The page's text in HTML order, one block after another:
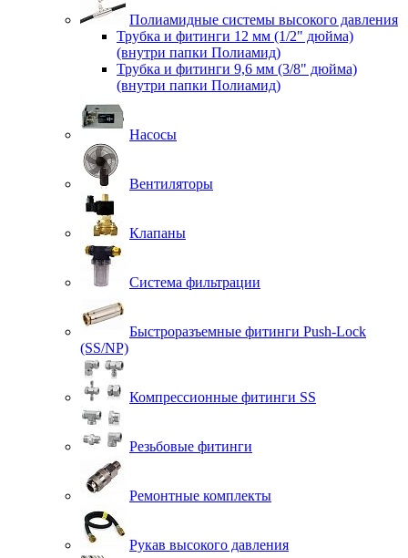
Полиамидные системы высокого давления
Трубка и фитинги 12 мм (1/2" дюйма)
(внутри папки Полиамид)
Трубка и фитинги 9,6 мм (3/8" дюйма)
(внутри папки Полиамид)
Насосы
Вентиляторы
Клапаны
Система фильтрации
Быстроразъемные фитинги Push-Lock
(SS/NP)
Компрессионные фитинги SS
Резьбовые фитинги
Ремонтные комплекты
Рукав высокого давления